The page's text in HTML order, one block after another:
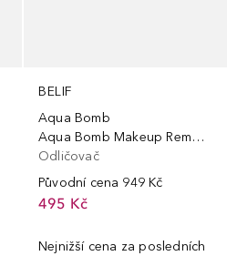
BELIF
Aqua Bomb
Aqua Bomb Makeup Removing Cleansing Balm
Odličovač
Původní cena 949 Kč
495 Kč
Nejnižší cena za posledních